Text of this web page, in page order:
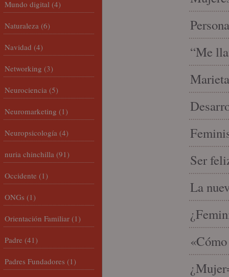
“Me
Ser
La
Mundo digital (4)
Naturaleza (6)
Navidad (4)
Networking (3)
Neurociencia (5)
Neuromarketing (1)
Neuropsicología (4)
nuria chinchilla (91)
Occidente (1)
ONGs (1)
Orientación Familiar (1)
Padre (41)
Padres Fundadores (1)